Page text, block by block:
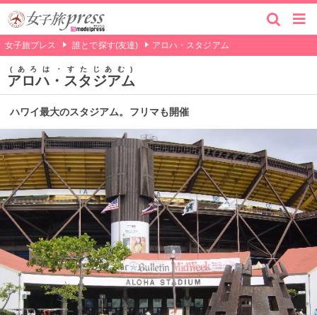
女子旅プレス 誰とで探す(友達) アロハ・スタジアム
アロハ・スタジアム
あろは・すたじあむ
ハワイ最大のスタジアム。フリマも開催